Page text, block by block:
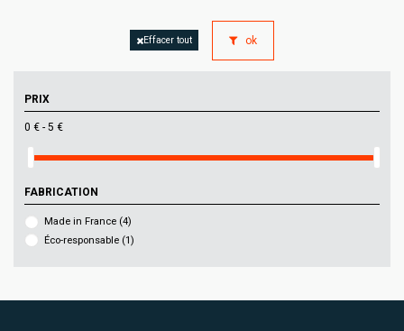
Effacer tout ok
PRIX
0 € - 5 €
FABRICATION
Made in France (4)
Éco-responsable (1)